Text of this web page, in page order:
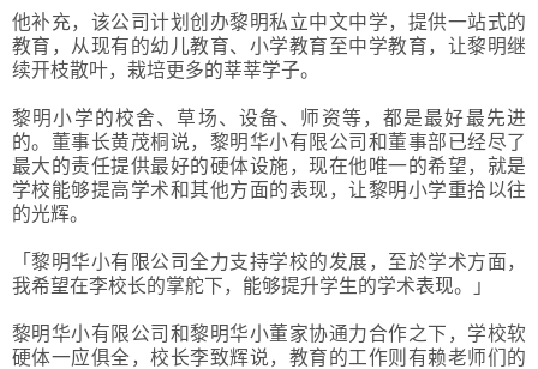
他补充，该公司计划创办黎明私立中文中学，提供一站式的
教育，从现有的幼儿教育、小学教育至中学教育，让黎明继
续开枝散叶，栽培更多的莘莘学子。
黎明小学的校舍、草场、设备、师资等，都是最好最先进
的。董事长黄茂桐说，黎明华小有限公司和董事部已经尽了
最大的责任提供最好的硬体设施，现在他唯一的希望，就是
学校能够提高学术和其他方面的表现，让黎明小学重拾以往
的光辉。
「黎明华小有限公司全力支持学校的发展，至於学术方面，
我希望在李校长的掌舵下，能够提升学生的学术表现。」
黎明华小有限公司和黎明华小董家协通力合作之下，学校软
硬体一应俱全，校长李致辉说，教育的工作则有赖老师们的